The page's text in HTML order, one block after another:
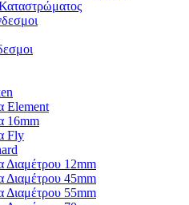
Element
16mm
Fly
Διαμέτρου 12mm
Διαμέτρου 45mm
Διαμέτρου 55mm